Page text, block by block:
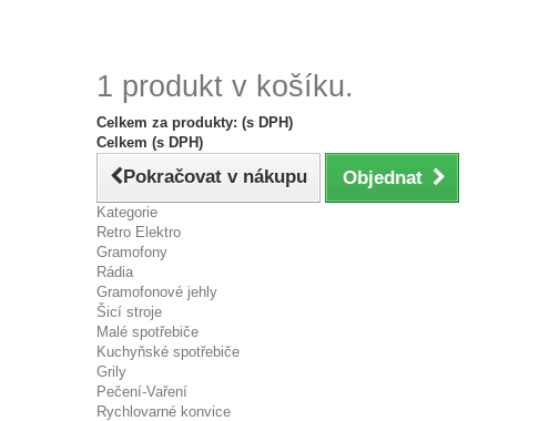
1 produkt v košíku.
Celkem za produkty: (s DPH)
Celkem (s DPH)
Pokračovat v nákupu Objednat
Kategorie
Retro Elektro
Gramofony
Rádia
Gramofonové jehly
Šicí stroje
Malé spotřebiče
Kuchyňské spotřebiče
Grily
Pečení-Vaření
Rychlovarné konvice